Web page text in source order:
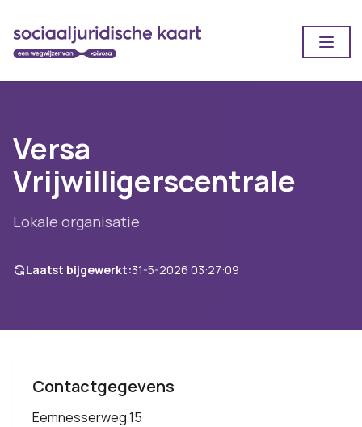
Versa
Vrijwilligerscentrale
Lokale organisatie
Laatst bijgewerkt:31-5-2026 03:27:09
Contactgegevens
Eemnesserweg 15